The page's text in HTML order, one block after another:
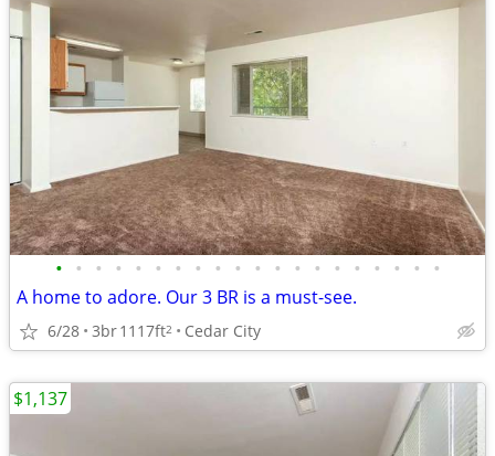
• • • • • • • • • • • • • • • • • • • •
A home to adore. Our 3 BR is a must-see.
6/28 3br1117ft2 Cedar City
$1,137